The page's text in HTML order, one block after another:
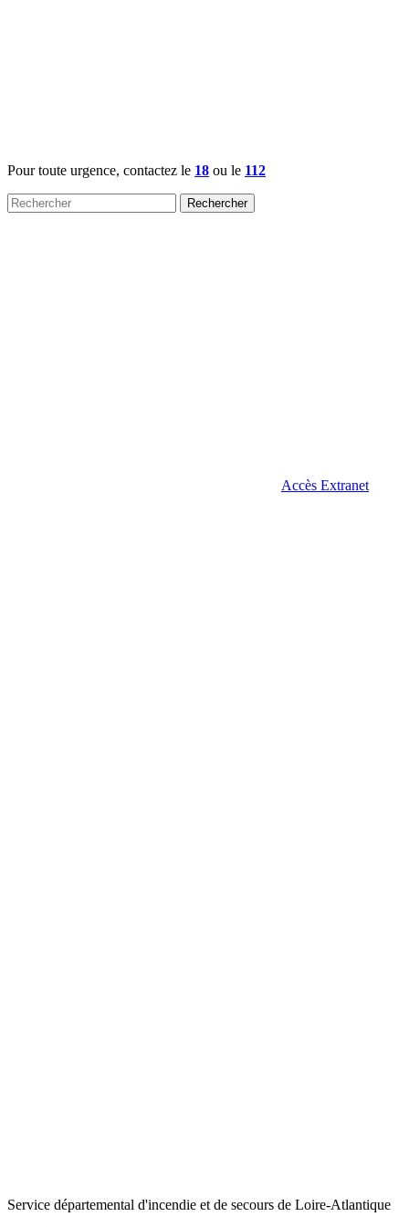
Pour toute urgence, contactez le 18 ou le 112
Rechercher :
Accès Extranet
Service départemental d'incendie et de secours de Loire-Atlantique